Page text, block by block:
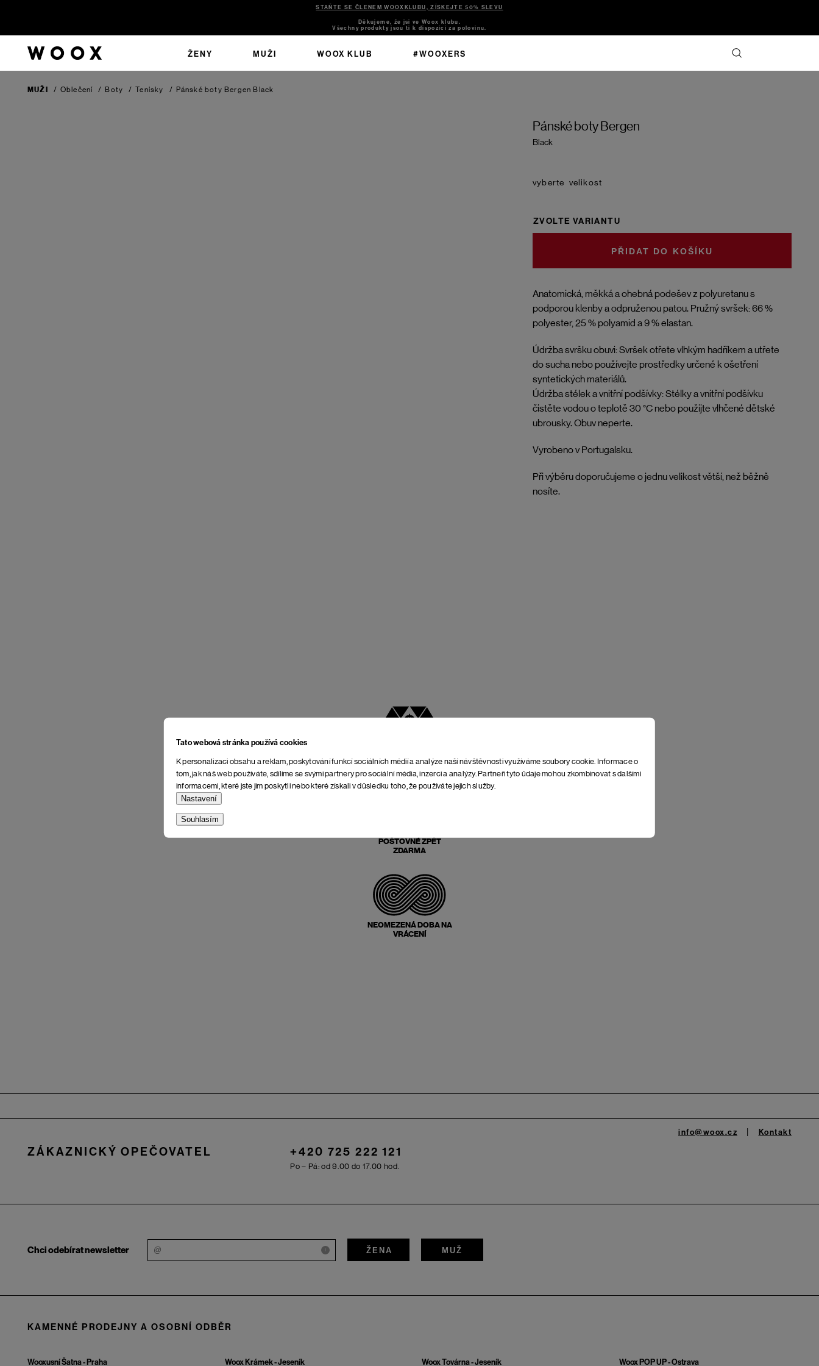
Tato webová stránka používá cookies
K personalizaci obsahu a reklam, poskytování funkcí sociálních médií a analýze naší návštěvnosti využíváme soubory cookie. Informace o
tom, jak náš web používáte, sdílíme se svými partnery pro sociální média, inzerci a analýzy. Partneři tyto údaje mohou zkombinovat s dalšími
informacemi, které jste jim poskytli nebo které získali v důsledku toho, že používáte jejich služby.
Nastavení
Souhlasím
STAŇTE SE ČLENEM WOOXKLUBU, ZÍSKEJTE 50% SLEVU
Děkujeme, že jsi ve Woox klubu.
Všechny produkty jsou ti k dispozici za polovinu.
ŽENY MUŽI WOOX KLUB #WOOXERS
MUŽI / Oblečení / Boty / Tenisky / Pánské boty Bergen Black
Pánské boty Bergen
Black
Anatomická, měkká a ohebná podešev z polyuretanu s
podporou klenby a odpruženou patou. Pružný svršek: 66 %
polyester, 25 % polyamid a 9 % elastan.
Údržba svršku obuvi: Svršek otřete vlhkým hadříkem a utřete
do sucha nebo používejte prostředky určené k ošetření
syntetických materiálů.
Údržba stélek a vnitřní podšívky: Stélky a vnitřní podšívku
čistěte vodou o teplotě 30 °C nebo použijte vlhčené dětské
ubrousky. Obuv neperte.
Vyrobeno v Portugalsku.
Při výběru doporučujeme o jednu velikost větší, než běžně
nosíte.
velikost
ZVOLTE VARIANTU
DO KOŠÍKU
NEJLEPŠÍ POMĚR
CENY A KVALITY
POŠTOVNÉ ZPĚT
ZDARMA
NEOMEZENÁ DOBA NA
VRÁCENÍ
ZÁKAZNICKÝ OPEČOVATEL +420 725 222 121
Po – Pá: od 9.00 do 17.00 hod.
info@woox.cz Kontakt
Chci odebírat newsletter i ŽENA MUŽ
KAMENNÉ PRODEJNY A OSOBNÍ ODBĚR
Wooxusní Šatna - Praha Woox Krámek - Jeseník Woox Továrna - Jeseník Woox POP UP - Ostrava